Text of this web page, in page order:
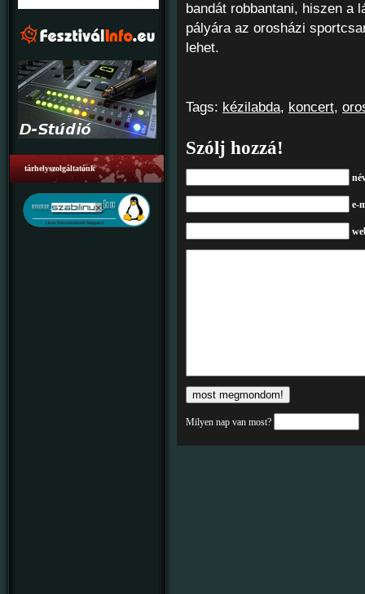
tárhelyszolgáltatónk
bandát robbantani, hiszen a
pályára az orosházi
lehet.
Tags: kézilabda, koncert,
Szólj hozzá!
e-
Milyen nap van most?